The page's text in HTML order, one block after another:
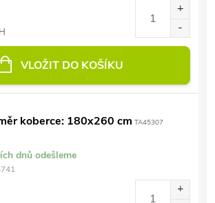
VLOŽIT DO KOŠÍKU
koberce: 180x260 cm TA45307
dnů odešleme